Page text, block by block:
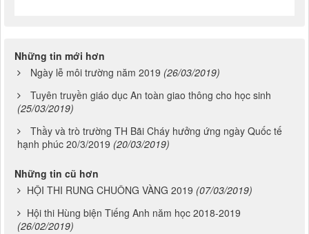
Những tin mới hơn
Ngày lễ môi trường năm 2019 (26/03/2019)
Tuyên truyền giáo dục An toàn giao thông cho học sinh
(25/03/2019)
Thầy và trò trường TH Bãi Cháy hưởng ứng ngày Quốc tế
hạnh phúc 20/3/2019 (20/03/2019)
Những tin cũ hơn
HỘI THI RUNG CHUÔNG VÀNG 2019 (07/03/2019)
Hội thi Hùng biện Tiếng Anh năm học 2018-2019
(26/02/2019)